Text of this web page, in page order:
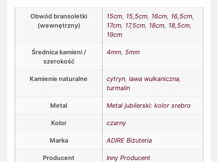
Obwód bransoletki
(wewnętrzny)
15cm, 15,5cm, 16cm, 16,5cm,
17cm, 17,5cm, 18cm, 18,5cm,
19cm
Średnica kamieni /
szerokość
4mm, 5mm
Kamienie naturalne cytryn, lawa wulkaniczna,
turmalin
Metal Metal jubilerski: kolor srebro
Kolor czarny
Marka ADIRE Biżuteria
Producent Inny Producent